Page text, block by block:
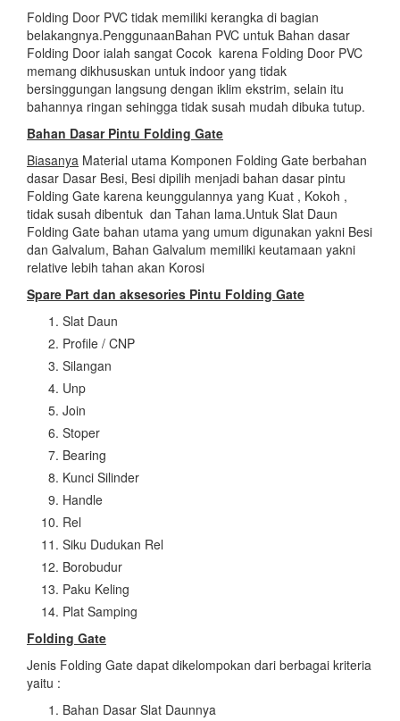
Folding Door PVC tidak memiliki kerangka di bagian
belakangnya.PenggunaanBahan PVC untuk Bahan dasar
Folding Door ialah sangat Cocok karena Folding Door PVC
memang dikhususkan untuk indoor yang tidak
bersinggungan langsung dengan iklim ekstrim, selain itu
bahannya ringan sehingga tidak susah mudah dibuka tutup.
Bahan Dasar Pintu Folding Gate
Biasanya Material utama Komponen Folding Gate berbahan
dasar Dasar Besi, Besi dipilih menjadi bahan dasar pintu
Folding Gate karena keunggulannya yang Kuat , Kokoh ,
tidak susah dibentuk dan Tahan lama.Untuk Slat Daun
Folding Gate bahan utama yang umum digunakan yakni Besi
dan Galvalum, Bahan Galvalum memiliki keutamaan yakni
relative lebih tahan akan Korosi
Spare Part dan aksesories Pintu Folding Gate
Slat Daun
Profile / CNP
Silangan
Unp
Join
Stoper
Bearing
Kunci Silinder
Handle
Rel
Siku Dudukan Rel
Borobudur
Paku Keling
Plat Samping
Folding Gate
Jenis Folding Gate dapat dikelompokan dari berbagai kriteria
yaitu :
Bahan Dasar Slat Daunnya